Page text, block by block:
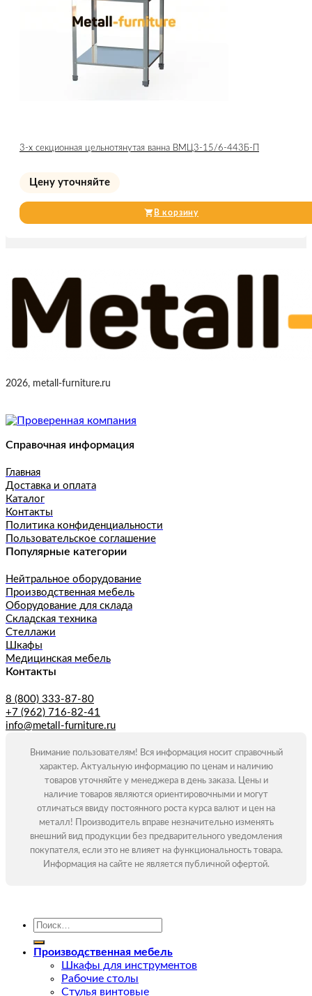
3-х секционная цельнотянутая ванна ВМЦ3-15/6-443Б-П
Цену уточняйте
В корзину
2026, metall-furniture.ru
Справочная информация
Главная
Доставка и оплата
Каталог
Контакты
Политика конфиденциальности
Пользовательское соглашение
Популярные категории
Нейтральное оборудование
Производственная мебель
Оборудование для склада
Складская техника
Стеллажи
Шкафы
Медицинская мебель
Контакты
8 (800) 333-87-80
+7 (962) 716-82-41
info@metall-furniture.ru
Внимание пользователям! Вся информация носит справочный
характер. Актуальную информацию по ценам и наличию
товаров уточняйте у менеджера в день заказа. Цены и
наличие товаров являются ориентировочными и могут
отличаться ввиду постоянного роста курса валют и цен на
металл! Производитель вправе незначительно изменять
внешний вид продукции без предварительного уведомления
покупателя, если это не влияет на функциональность товара.
Информация на сайте не является публичной офертой.
Искать:
Производственная мебель
Шкафы для инструментов
Рабочие столы
Стулья винтовые